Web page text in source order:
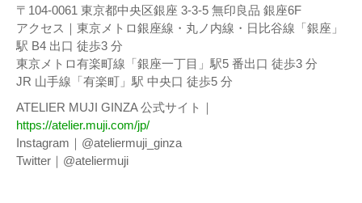
〒104-0061 東京都中央区銀座 3-3-5 無印良品 銀座6F
アクセス｜東京メトロ銀座線・丸ノ内線・日比谷線「銀座」
駅 B4 出口 徒歩3 分
東京メトロ有楽町線「銀座一丁目」駅5 番出口 徒歩3 分
JR 山手線「有楽町」駅 中央口 徒歩5 分
ATELIER MUJI GINZA 公式サイト｜
https://atelier.muji.com/jp/
Instagram｜@ateliermuji_ginza
Twitter｜@ateliermuji